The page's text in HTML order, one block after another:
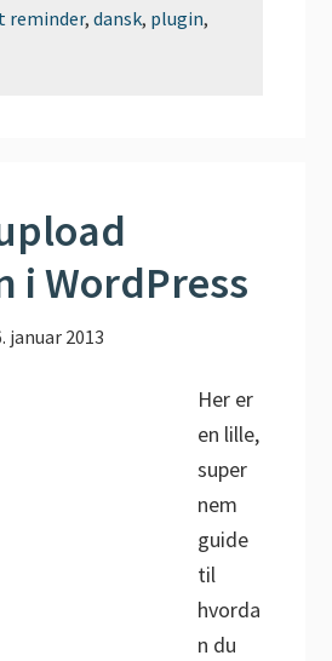
reminder,dansk, plugin,
i WordPress
januar 2013
Her er
en lille,
super
nem
guide
til
hvorda
n du